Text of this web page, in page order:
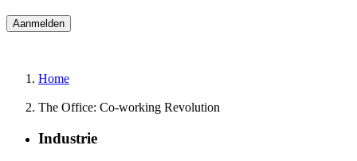
Home
The Office: Co-working Revolution
Industrie